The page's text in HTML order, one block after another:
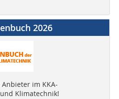
2026
im KKA-
Klimatechnik!